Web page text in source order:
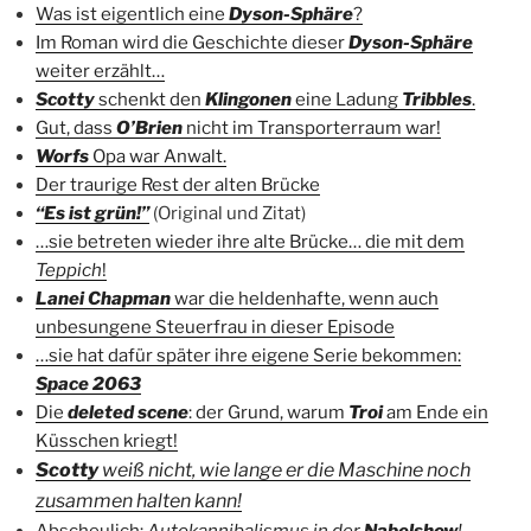
Was ist eigentlich eine Dyson-Sphäre?
Im Roman wird die Geschichte dieserDyson-Sphäre
weiter erzählt…
Scottyschenkt den Klingoneneine Ladung Tribbles.
Gut, dass O’Brien nicht im Transporterraum war!
Worfs Opa war Anwalt.
Der traurige Rest der alten Brücke
“Es ist grün!”(Original und Zitat)
…sie betreten wieder ihre alte Brücke… die mit dem
Teppich!
Lanei Chapmanwar die heldenhafte, wenn auch
unbesungene Steuerfrau in dieser Episode
…sie hat dafür später ihre eigene Serie bekommen:
Space 2063
Die deleted scene: der Grund, warum Troiam Ende ein
Küsschen kriegt!
Scottyweiß nicht, wie lange er die Maschine noch
zusammen halten kann!